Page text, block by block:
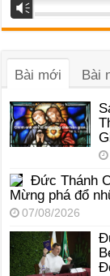
Trình
phát
âm
Vm
Bài mới Bài
Đức Thánh
Mừng phá đổ
07/08/2026